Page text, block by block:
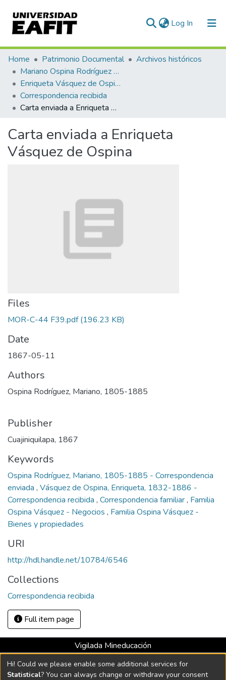
Log In (current)
Communities & Collections
All of DSpace
Statistics
Home Patrimonio Documental
Archivos históricos
Mariano Ospina Rodríguez (1826 -1912)
Enriqueta Vásquez de Ospina
Correspondencia recibida
Carta enviada a Enriqueta Vásquez de Ospina
Carta enviada a Enriqueta
Vásquez de Ospina
Files
MOR-C-44 F39.pdf(196.23 KB)
Date
1867-05-11
Authors
Ospina Rodríguez, Mariano, 1805-1885
Publisher
Cuajiniquilapa, 1867
Keywords
Ospina Rodríguez, Mariano, 1805-1885 - Correspondencia
enviada , Vásquez de Ospina, Enriqueta, 1832-1886 -
Correspondencia recibida , Correspondencia familiar, Familia
Ospina Vásquez - Negocios , Familia Ospina Vásquez -
Bienes y propiedades
URI
http://hdl.handle.net/10784/6546
Collections
Correspondencia recibida
Full item page
Vigilada Mineducación
Universidad con Acreditación Institucional hasta 2026 -
Resolución MEN 2158 de 2018
Hi! Could we please enable some additional services for
Statistical? You can always change or withdraw your consent